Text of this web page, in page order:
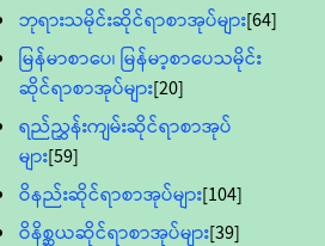
ဘုရားသမိုင်းဆိုင်ရာစာအုပ်များ[64]
မြန်မာစာပေ၊ မြန်မာ့စာပေသမိုင်း
ဆိုင်ရာစာအုပ်များ[20]
ရည်ညွှန်းကျမ်းဆိုင်ရာစာအုပ်
များ[59]
ဝိနည်းဆိုင်ရာစာအုပ်များ[104]
ဝိနိစ္ဆယဆိုင်ရာစာအုပ်များ[39]